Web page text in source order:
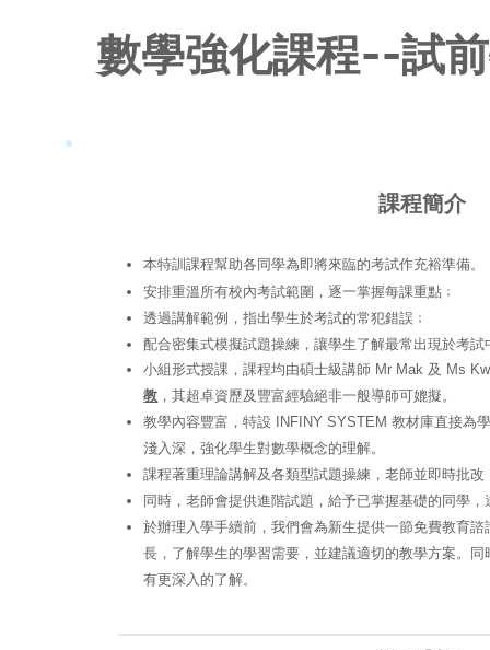
數學強化課程--試
課程簡介
本特訓課程幫助各同學為即將來臨的考試作充裕準備。
安排重溫所有校內考試範圍，逐一掌握每課重點﹔
透過講解範例，指出學生於考試的常犯錯誤﹔
配合密集式模擬試題操練，讓學生了解最常出現於考試
小組形式授課，課程均由碩士級講師 Mr Mak 及 Ms
教 ，其超卓資歷及豐富經驗絕非一般導師可媲擬。
教學內容豐富，特設 INFINY SYSTEM 教材庫直接為
淺入深，強化學生對數學概念的理解。
課程著重理論講解及各類型試題操練，老師並即時批
同時，老師會提供進階試題，給予已掌握基礎的同學，
於辦理入學手續前，我們會為新生提供一節免費教育
長，了解學生的學習需要，並建議適切的教學方案。
有更深入的了解。